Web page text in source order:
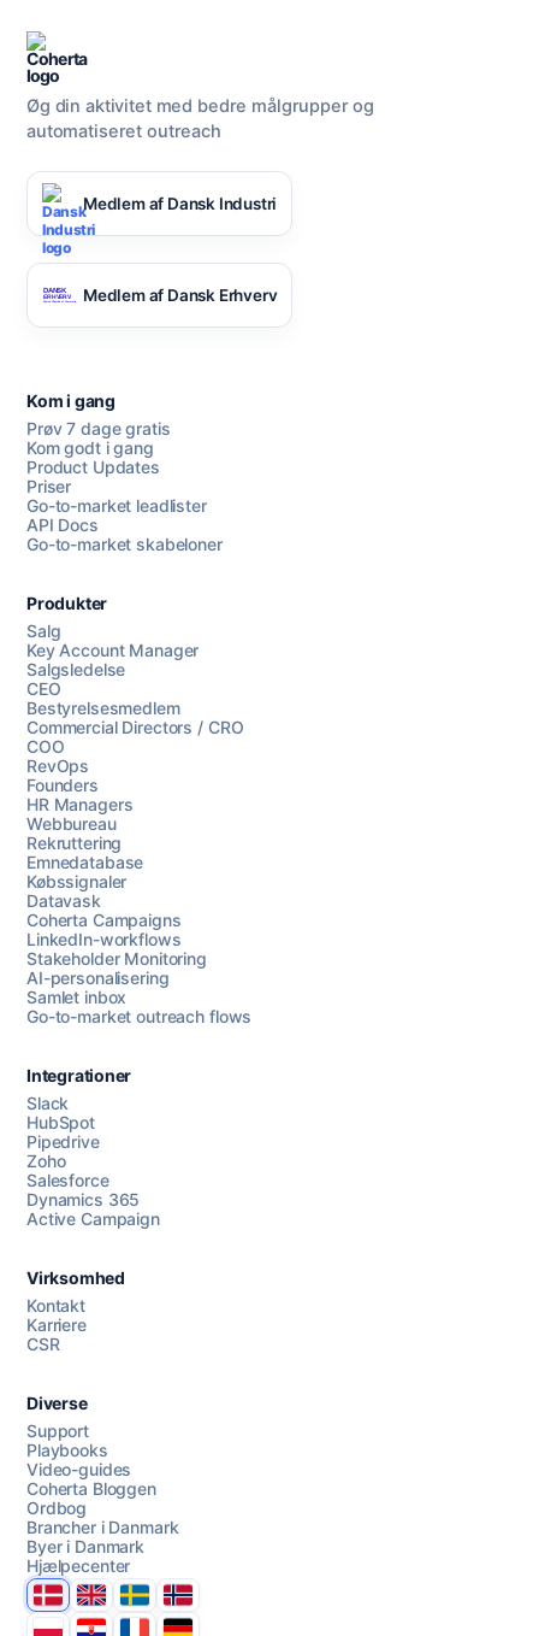
Chat med os
AI Campaign Assist
Øg din aktivitet med bedre målgrupper og
automatiseret outreach
Medlem af Dansk Industri
Medlem af Dansk Erhverv
Kom i gang
Prøv 7 dage gratis
Kom godt i gang
Product Updates
Priser
Go-to-market leadlister
API Docs
Go-to-market skabeloner
Produkter
Salg
Key Account Manager
Salgsledelse
CEO
Bestyrelsesmedlem
Commercial Directors / CRO
COO
RevOps
Founders
HR Managers
Webbureau
Rekruttering
Emnedatabase
Købssignaler
Datavask
Coherta Campaigns
LinkedIn-workflows
Stakeholder Monitoring
AI-personalisering
Samlet inbox
Go-to-market outreach flows
Integrationer
Slack
HubSpot
Pipedrive
Zoho
Salesforce
Dynamics 365
Active Campaign
Virksomhed
Kontakt
Karriere
CSR
Diverse
Support
Playbooks
Video-guides
Coherta Bloggen
Ordbog
Brancher i Danmark
Byer i Danmark
Hjælpecenter
DanmarkUnited Kingdom
SverigeNorge